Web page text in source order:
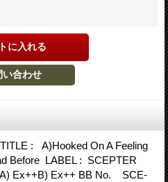
: A)Hooked On A Feeling
Before LABEL : SCEPTER
Ex++B) Ex++ BB No. SCE-